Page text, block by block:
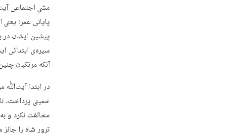
مشیِ اجتماعی
پایانی عمر؛
پیشین ایشان در
سیره‌ی ابتدائی
آنکه مرتکبان
در ابتدا آیت‌ﷲ
خمینی پرداخت،
مخالفت نکرد و
ترور شاه را